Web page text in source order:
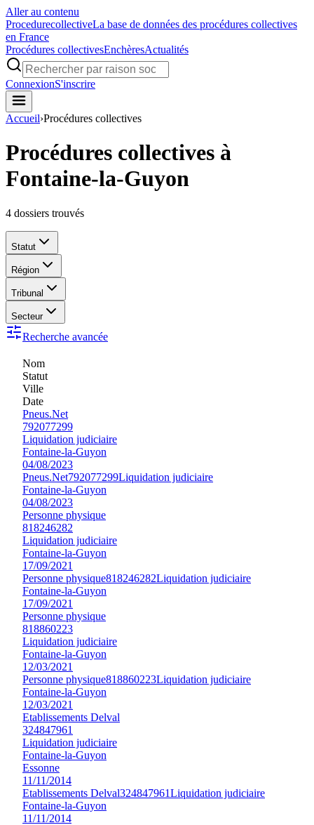
Aller au contenu
ProcedurecollectiveLa base de données des procédures collectives
en France
Procédures collectivesEnchèresActualités
ConnexionS'inscrire
Accueil›Procédures collectives
Procédures collectives à
Fontaine-la-Guyon
4 dossiers trouvés
Statut
Région
Tribunal
Secteur
Recherche avancée
Nom
Statut
Ville
Date
Pneus.Net
792077299
Liquidation judiciaire
Fontaine-la-Guyon
04/08/2023
Pneus.Net792077299Liquidation judiciaire
Fontaine-la-Guyon
04/08/2023
Personne physique
818246282
Liquidation judiciaire
Fontaine-la-Guyon
17/09/2021
Personne physique818246282Liquidation judiciaire
Fontaine-la-Guyon
17/09/2021
Personne physique
818860223
Liquidation judiciaire
Fontaine-la-Guyon
12/03/2021
Personne physique818860223Liquidation judiciaire
Fontaine-la-Guyon
12/03/2021
Etablissements Delval
324847961
Liquidation judiciaire
Fontaine-la-Guyon
Essonne
11/11/2014
Etablissements Delval324847961Liquidation judiciaire
Fontaine-la-Guyon
11/11/2014